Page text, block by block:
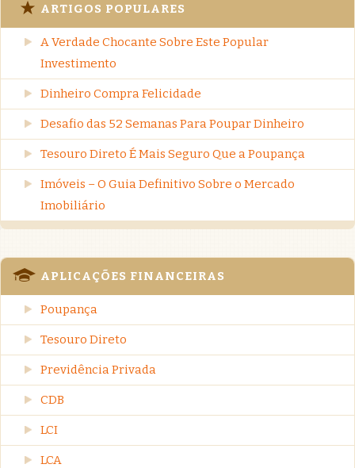
ARTIGOS POPULARES
A Verdade Chocante Sobre Este Popular
Investimento
Dinheiro Compra Felicidade
Desafio das 52 Semanas Para Poupar Dinheiro
Tesouro Direto É Mais Seguro Que a Poupança
Imóveis – O Guia Definitivo Sobre o Mercado
Imobiliário
APLICAÇÕES FINANCEIRAS
Poupança
Tesouro Direto
Previdência Privada
CDB
LCI
LCA